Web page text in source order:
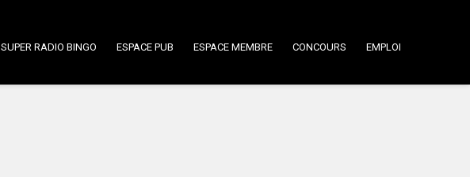
SUPER RADIO BINGO ESPACE PUB ESPACE MEMBRE CONCOURS EMPLOI